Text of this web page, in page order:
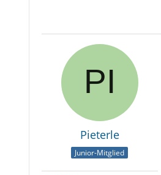
Pieterle
Junior-Mitglied